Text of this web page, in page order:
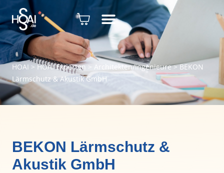
HOAI > HOAI Experten> Architekten/Ingenieure>BEKON
Lärmschutz & Akustik GmbH
BEKON Lärmschutz &
Akustik GmbH